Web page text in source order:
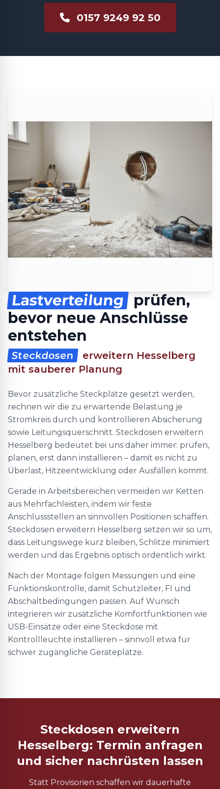
0157 9249 92 50
Lastverteilung
prüfen,
bevor neue Anschlüsse
entstehen
Steckdosen
erweitern Hesselberg
mit sauberer Planung
Bevor zusätzliche Steckplätze gesetzt werden,
rechnen wir die zu erwartende Belastung je
Stromkreis durch und kontrollieren Absicherung
sowie Leitungsquerschnitt. Steckdosen erweitern
Hesselberg bedeutet bei uns daher immer: prüfen,
planen, erst dann installieren – damit es nicht zu
Überlast, Hitzeentwicklung oder Ausfällen kommt.
Gerade in Arbeitsbereichen vermeiden wir Ketten
aus Mehrfachleisten, indem wir feste
Anschlussstellen an sinnvollen Positionen schaffen.
Steckdosen erweitern Hesselberg setzen wir so um,
dass Leitungswege kurz bleiben, Schlitze minimiert
werden und das Ergebnis optisch ordentlich wirkt.
Nach der Montage folgen Messungen und eine
Funktionskontrolle, damit Schutzleiter, FI und
Abschaltbedingungen passen. Auf Wunsch
integrieren wir zusätzliche Komfortfunktionen wie
USB-Einsätze oder eine Steckdose mit
Kontrollleuchte installieren – sinnvoll etwa für
schwer zugängliche Geräteplätze.
Steckdosen erweitern
Hesselberg: Termin anfragen
und sicher nachrüsten lassen
Statt Provisorien schaffen wir dauerhafte